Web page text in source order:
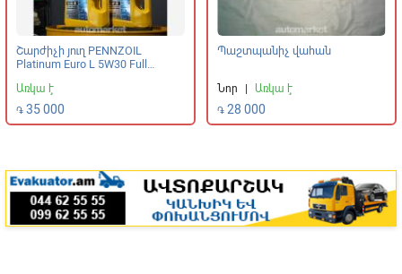
Շարժիչի յուղ PENNZOIL
Platinum Euro L 5W30 Full
Առկա է
֏ 35 000
Պաշտպանիչ վահան
Նոր | Առկա է
֏ 28 000